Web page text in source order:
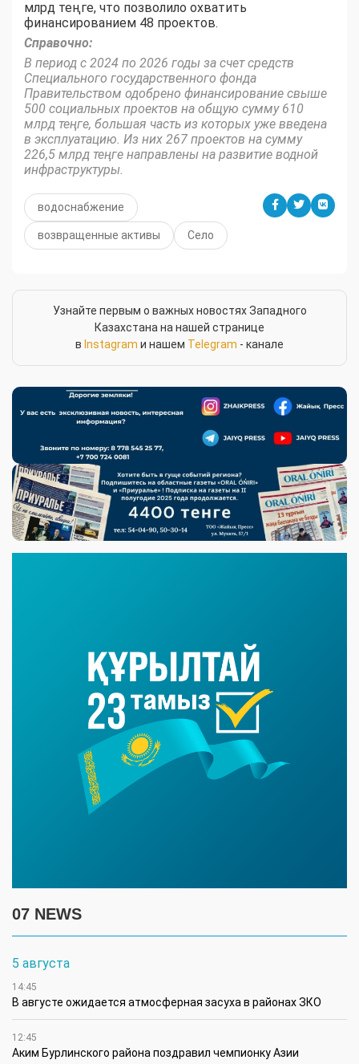
млрд теңге, что позволило охватить
финансированием 48 проектов.
Справочно:
В период с 2024 по 2026 годы за счет средств
Специального государственного фонда
Правительством одобрено финансирование свыше
500 социальных проектов на общую сумму 610
млрд теңге, большая часть из которых уже введена
в эксплуатацию. Из них 267 проектов на сумму
226,5 млрд теңге направлены на развитие водной
инфраструктуры.
водоснабжение
возвращенные активы Село
Узнайте первым о важных новостях Западного
Казахстана на нашей странице
в Instagram и нашем Telegram - канале
07 NEWS
5 августа
14:45
В августе ожидается атмосферная засуха в районах ЗКО
12:45
Аким Бурлинского района поздравил чемпионку Азии